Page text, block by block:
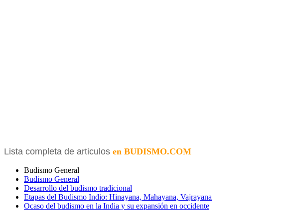
Lista completa de articulos en BUDISMO.COM
Budismo General
Budismo General
Desarrollo del budismo tradicional
Etapas del Budismo Indio: Hinayana, Mahayana, Vajrayana
Ocaso del budismo en la India y su expansión en occidente